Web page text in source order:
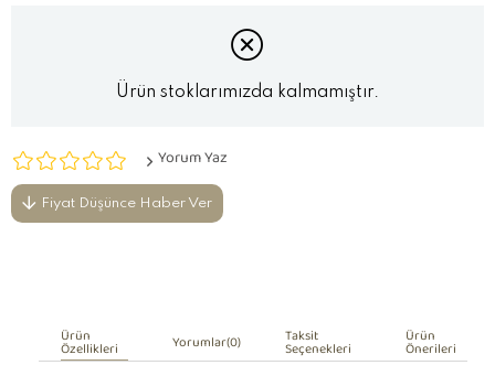
Ürün stoklarımızda kalmamıştır.
Yorum Yaz
Fiyat Düşünce Haber Ver
Ürün
Özellikleri Yorumlar(0) Taksit
Seçenekleri Ürün
Önerileri